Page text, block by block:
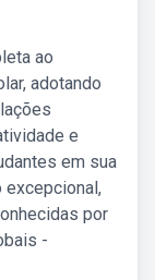
ao
adotando
e
em sua
excepcional,
por
-